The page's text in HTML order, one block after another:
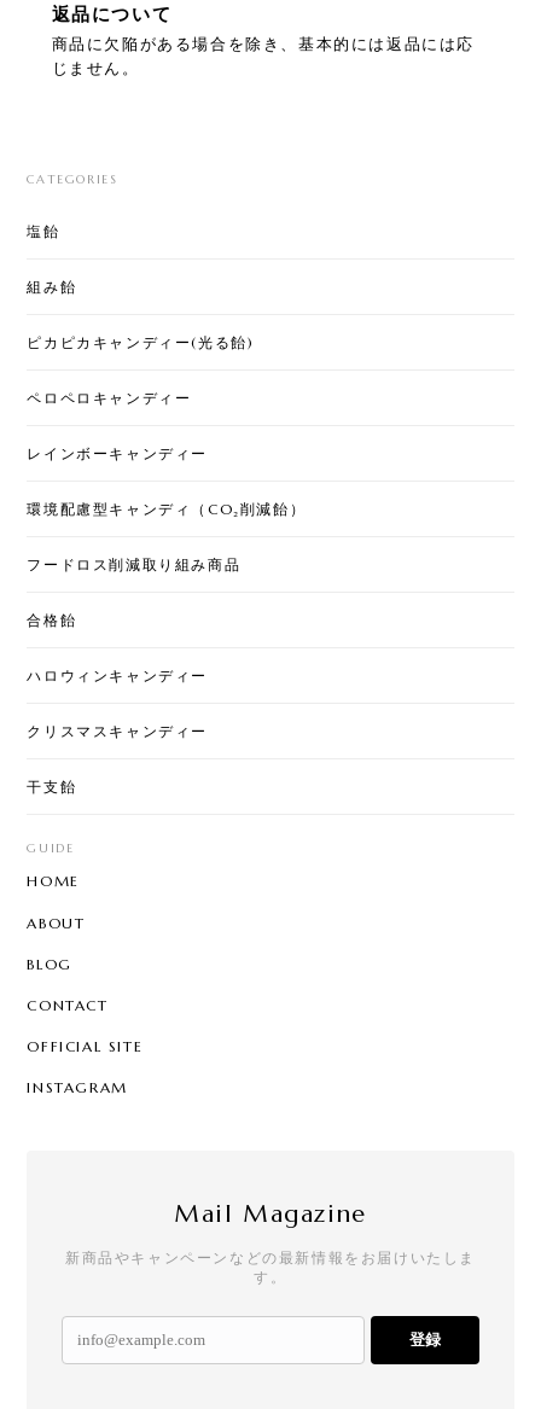
返品について
商品に欠陥がある場合を除き、基本的には返品には応
じません。
CATEGORIES
塩飴
組み飴
ピカピカキャンディー(光る飴)
ペロペロキャンディー
レインボーキャンディー
環境配慮型キャンディ（CO₂削減飴）
フードロス削減取り組み商品
合格飴
ハロウィンキャンディー
クリスマスキャンディー
干支飴
GUIDE
HOME
ABOUT
BLOG
CONTACT
OFFICIAL SITE
INSTAGRAM
Mail Magazine
新商品やキャンペーンなどの最新情報をお届けいたしま
す。
登録